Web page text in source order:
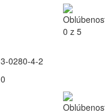
3-0280-4-2
0